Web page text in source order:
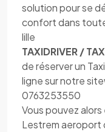
solution pour se
confort dans
lille
TAXIDRIVER /
de réserver un
ligne sur notre
0763253550
Vous pouvez
Lestrem aeroport